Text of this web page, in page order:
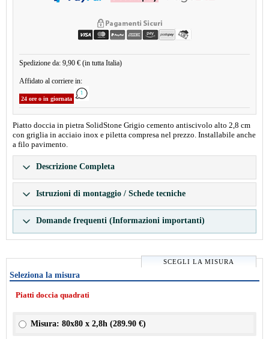
Spedizione da: 9,90 € (in tutta Italia)
Affidato al corriere in:
24 ore o in giornata
Piatto doccia in pietra SolidStone Grigio cemento antiscivolo alto 2,8 cm
con griglia in acciaio inox e piletta compresa nel prezzo. Installabile anche
a filo pavimento.
Descrizione Completa
Istruzioni di montaggio / Schede tecniche
Domande frequenti (Informazioni importanti)
SCEGLI LA MISURA
Seleziona la misura
Piatti doccia quadrati
Misura: 80x80 x 2,8h (289.90 €)